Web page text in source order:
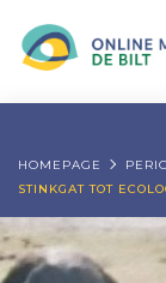
HOMEPAGE
STINKGAT TOT